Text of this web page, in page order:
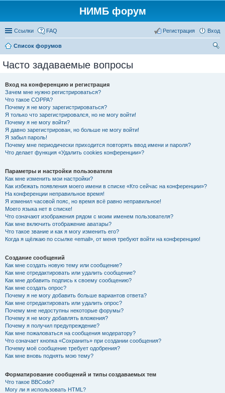
НИМБ форум
Ссылки FAQ Вход
Регистрация
Список форумов
Часто задаваемые вопросы
Вход на конференцию и регистрация
Зачем мне нужно регистрироваться?
Что такое COPPA?
Почему я не могу зарегистрироваться?
Я только что зарегистрировался, но не могу войти!
Почему я не могу войти?
Я давно зарегистрирован, но больше не могу войти!
Я забыл пароль!
Почему мне периодически приходится повторять ввод имени и пароля?
Что делает функция «Удалить cookies конференции»?
Параметры и настройки пользователя
Как мне изменить мои настройки?
Как избежать появления моего имени в списке «Кто сейчас на конференции»?
На конференции неправильное время!
Я изменил часовой пояс, но время всё равно неправильное!
Моего языка нет в списке!
Что означают изображения рядом с моим именем пользователя?
Как мне включить отображение аватары?
Что такое звание и как я могу изменить его?
Когда я щёлкаю по ссылке «email», от меня требуют войти на конференцию!
Создание сообщений
Как мне создать новую тему или сообщение?
Как мне отредактировать или удалить сообщение?
Как мне добавить подпись к своему сообщению?
Как мне создать опрос?
Почему я не могу добавить больше вариантов ответа?
Как мне отредактировать или удалить опрос?
Почему мне недоступны некоторые форумы?
Почему я не могу добавлять вложения?
Почему я получил предупреждение?
Как мне пожаловаться на сообщения модератору?
Что означает кнопка «Сохранить» при создании сообщения?
Почему моё сообщение требует одобрения?
Как мне вновь поднять мою тему?
Форматирование сообщений и типы создаваемых тем
Что такое BBCode?
Могу ли я использовать HTML?